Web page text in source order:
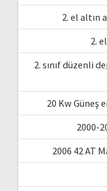
2. el altın
2.
2. sınıf düzenli
20 Kw Güneş
2000-
2006 42 AT